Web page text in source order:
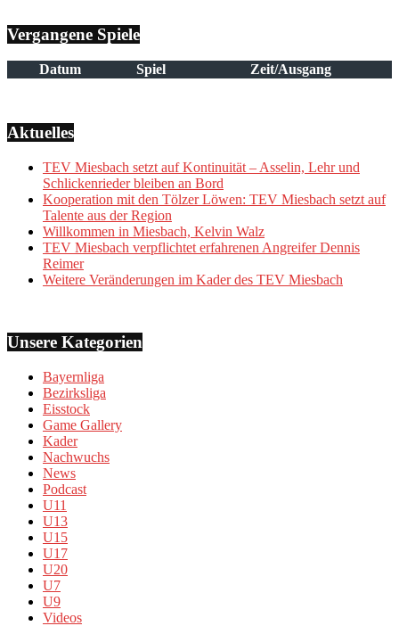
Vergangene Spiele
Datum Spiel Zeit/Ausgang
Aktuelles
TEV Miesbach setzt auf Kontinuität – Asselin, Lehr und
Schlickenrieder bleiben an Bord
Kooperation mit den Tölzer Löwen: TEV Miesbach setzt auf
Talente aus der Region
Willkommen in Miesbach, Kelvin Walz
TEV Miesbach verpflichtet erfahrenen Angreifer Dennis
Reimer
Weitere Veränderungen im Kader des TEV Miesbach
Unsere Kategorien
Bayernliga
Bezirksliga
Eisstock
Game Gallery
Kader
Nachwuchs
News
Podcast
U11
U13
U15
U17
U20
U7
U9
Videos